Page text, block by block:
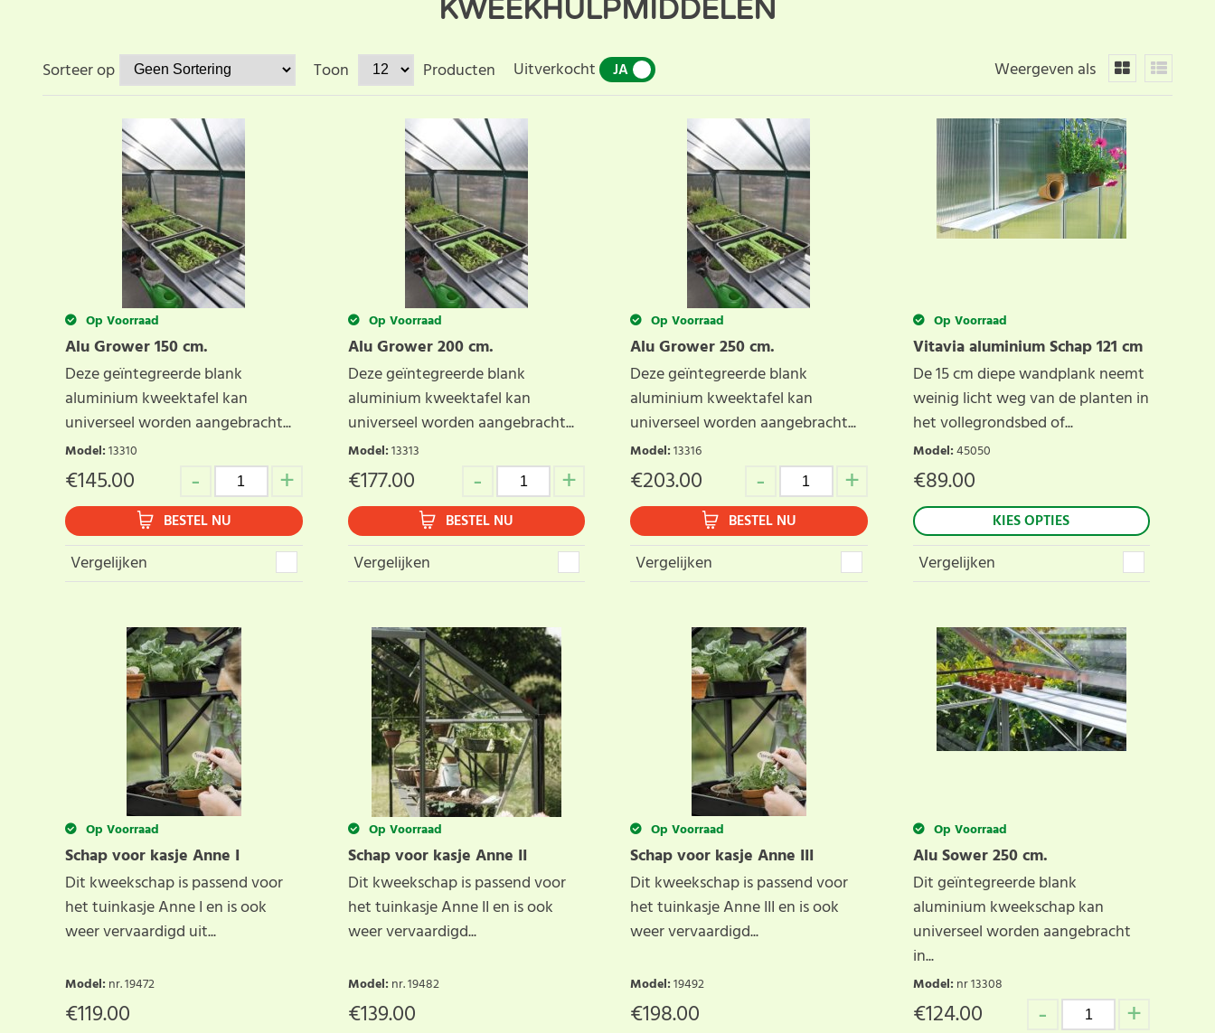
KWEEKHULPMIDDELEN
Weergeven als
Sorteer op Toon Producten Uitverkocht JA
Op Voorraad
Alu Grower 150 cm.
Deze geïntegreerde blank
aluminium kweektafel kan
universeel worden aangebracht...
Model:13310
€145.00
BESTEL NU
Vergelijken
Op Voorraad
Alu Grower 200 cm.
Deze geïntegreerde blank
aluminium kweektafel kan
universeel worden aangebracht...
Model:13313
€177.00
BESTEL NU
Vergelijken
Op Voorraad
Alu Grower 250 cm.
Deze geïntegreerde blank
aluminium kweektafel kan
universeel worden aangebracht...
Model:13316
€203.00
BESTEL NU
Vergelijken
Op Voorraad
Vitavia aluminium Schap 121 cm
De 15 cm diepe wandplank neemt
weinig licht weg van de planten in
het vollegrondsbed of...
Model:45050
€89.00
KIES OPTIES
Vergelijken
Op Voorraad
Schap voor kasje Anne I
Dit kweekschap is passend voor
het tuinkasje Anne I en is ook
weer vervaardigd uit...
Model: nr. 19472
€119.00
Op Voorraad
Schap voor kasje Anne II
Dit kweekschap is passend voor
het tuinkasje Anne II en is ook
weer vervaardigd...
Model: nr. 19482
€139.00
Op Voorraad
Schap voor kasje Anne III
Dit kweekschap is passend voor
het tuinkasje Anne III en is ook
weer vervaardigd...
Model:19492
€198.00
Op Voorraad
Alu Sower 250 cm.
Dit geïntegreerde blank
aluminium kweekschap kan
universeel worden aangebracht
in...
Model: nr 13308
€124.00